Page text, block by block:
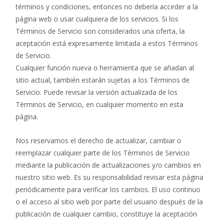
términos y condiciones, entonces no debería acceder a la
página web o usar cualquiera de los servicios. Si los
Términos de Servicio son considerados una oferta, la
aceptación está expresamente limitada a estos Términos
de Servicio.
Cualquier función nueva o herramienta que se añadan al
sitio actual, también estarán sujetas a los Términos de
Servicio. Puede revisar la versión actualizada de los
Términos de Servicio, en cualquier momento en esta
página.
Nos reservamos el derecho de actualizar, cambiar o
reemplazar cualquier parte de los Términos de Servicio
mediante la publicación de actualizaciones y/o cambios en
nuestro sitio web. Es su responsabilidad revisar esta página
periódicamente para verificar los cambios. El uso continuo
o el acceso al sitio web por parte del usuario después de la
publicación de cualquier cambio, constituye la aceptación